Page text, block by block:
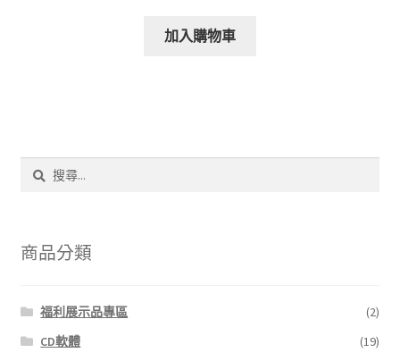
加入購物車
字:
商品分類
福利展示品專區
(2)
CD軟體
(19)